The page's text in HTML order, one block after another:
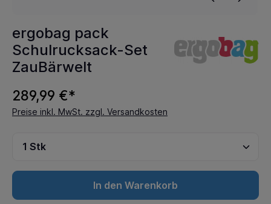
ergobag pack
Schulrucksack-Set
ZauBärwelt
289,99 €*
Preise inkl. MwSt. zzgl. Versandkosten
In den Warenkorb